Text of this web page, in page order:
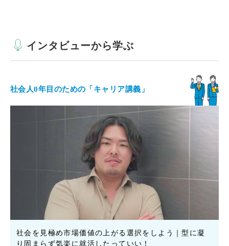
インタビューから学ぶ
社会人0年目のための「キャリア講義」
社会を見極め市場価値の上がる選択をしよう｜型に凝
り固まらず気楽に就活したっていい！